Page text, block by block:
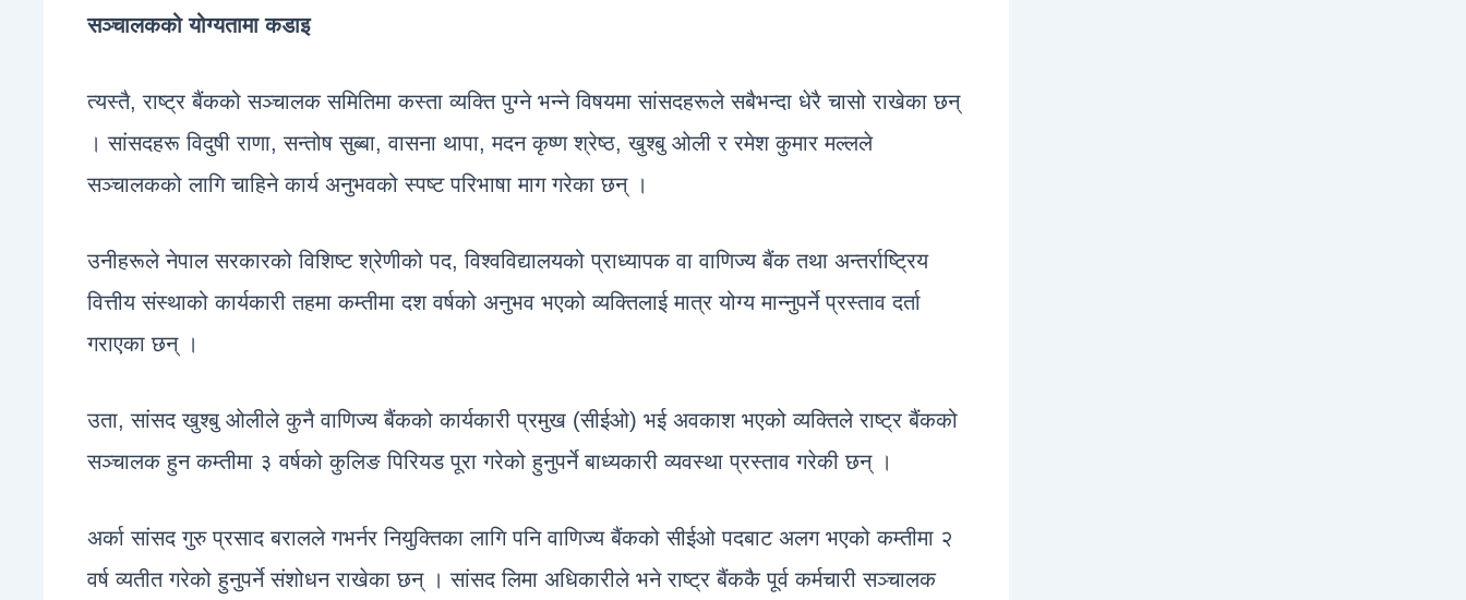
सञ्चालकको योग्यतामा कडाइ
त्यस्तै, राष्ट्र बैंकको सञ्चालक समितिमा कस्ता व्यक्ति पुग्ने भन्ने विषयमा सांसदहरूले सबैभन्दा धेरै चासो राखेका छन्
। सांसदहरू विदुषी राणा, सन्तोष सुब्बा, वासना थापा, मदन कृष्ण श्रेष्ठ, खुश्बु ओली र रमेश कुमार मल्लले
सञ्चालकको लागि चाहिने कार्य अनुभवको स्पष्ट परिभाषा माग गरेका छन् ।
उनीहरूले नेपाल सरकारको विशिष्ट श्रेणीको पद, विश्वविद्यालयको प्राध्यापक वा वाणिज्य बैंक तथा अन्तर्राष्ट्रिय
वित्तीय संस्थाको कार्यकारी तहमा कम्तीमा दश वर्षको अनुभव भएको व्यक्तिलाई मात्र योग्य मान्नुपर्ने प्रस्ताव दर्ता
गराएका छन् ।
उता, सांसद खुश्बु ओलीले कुनै वाणिज्य बैंकको कार्यकारी प्रमुख (सीईओ) भई अवकाश भएको व्यक्तिले राष्ट्र बैंकको
सञ्चालक हुन कम्तीमा ३ वर्षको कुलिङ पिरियड पूरा गरेको हुनुपर्ने बाध्यकारी व्यवस्था प्रस्ताव गरेकी छन् ।
अर्का सांसद गुरु प्रसाद बरालले गभर्नर नियुक्तिका लागि पनि वाणिज्य बैंकको सीईओ पदबाट अलग भएको कम्तीमा २
वर्ष व्यतीत गरेको हुनुपर्ने संशोधन राखेका छन् । सांसद लिमा अधिकारीले भने राष्ट्र बैंककै पूर्व कर्मचारी सञ्चालक